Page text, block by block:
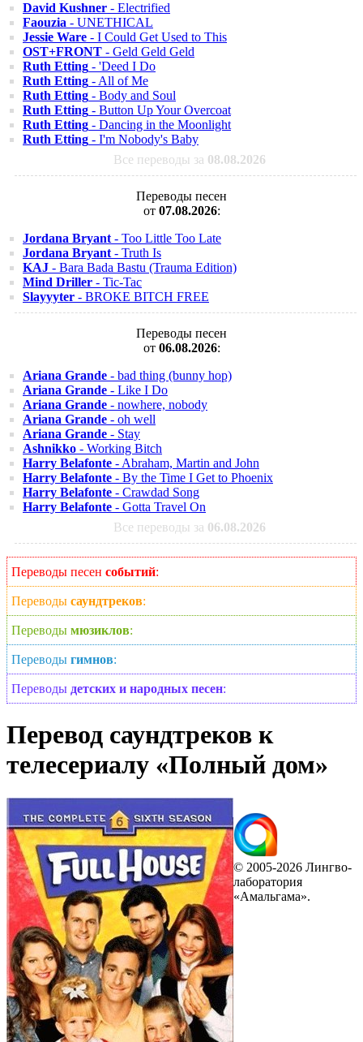
David Kushner - Electrified
Faouzia - UNETHICAL
Jessie Ware - I Could Get Used to This
OST+FRONT - Geld Geld Geld
Ruth Etting - 'Deed I Do
Ruth Etting - All of Me
Ruth Etting - Body and Soul
Ruth Etting - Button Up Your Overcoat
Ruth Etting - Dancing in the Moonlight
Ruth Etting - I'm Nobody's Baby
Все переводы за 08.08.2026
Переводы песен
от 07.08.2026:
Jordana Bryant - Too Little Too Late
Jordana Bryant - Truth Is
KAJ - Bara Bada Bastu (Trauma Edition)
Mind Driller - Tic-Tac
Slayyyter - BROKE BITCH FREE
Переводы песен
от 06.08.2026:
Ariana Grande - bad thing (bunny hop)
Ariana Grande - Like I Do
Ariana Grande - nowhere, nobody
Ariana Grande - oh well
Ariana Grande - Stay
Ashnikko - Working Bitch
Harry Belafonte - Abraham, Martin and John
Harry Belafonte - By the Time I Get to Phoenix
Harry Belafonte - Crawdad Song
Harry Belafonte - Gotta Travel On
Все переводы за 06.08.2026
Переводы песен событий:
Переводы саундтреков:
Переводы мюзиклов:
Переводы гимнов:
Переводы детских и народных песен:
Перевод саундтреков к
телесериалу «Полный дом»
© 2005-2026 Лингво-
лаборатория
«Амальгама».